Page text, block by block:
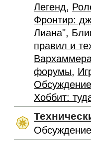
Легенд,
Фронтир:
Лиана",
правил и
форумы,
Хоббит: